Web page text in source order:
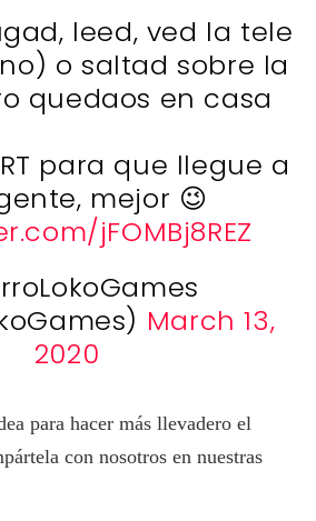
leed, ved la tele
o saltad sobre la
quedaos en casa
para que llegue a
mejor 😉
jFOMBj8REZ
March 13,
2020
para hacer más llevadero el
con nosotros en nuestras